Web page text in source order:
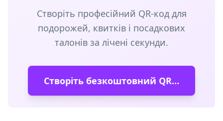
Створіть професійний QR-код для
подорожей, квитків і посадкових
талонів за лічені секунди.
Створіть безкоштовний QR-код